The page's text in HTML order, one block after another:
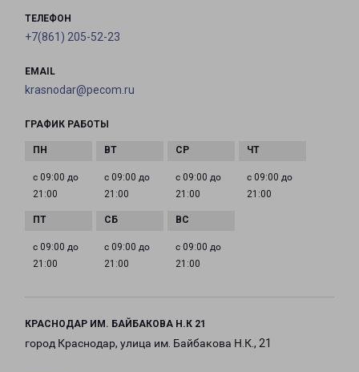
ТЕЛЕФОН
+7(861) 205-52-23
EMAIL
krasnodar@pecom.ru
ГРАФИК РАБОТЫ
с 09:00 до
21:00
с 09:00 до
21:00
с 09:00 до
21:00
с 09:00 до
21:00
с 09:00 до
21:00
с 09:00 до
21:00
с 09:00 до
21:00
КРАСНОДАР ИМ. БАЙБАКОВА Н.К 21
город Краснодар, улица им. Байбакова Н.К., 21